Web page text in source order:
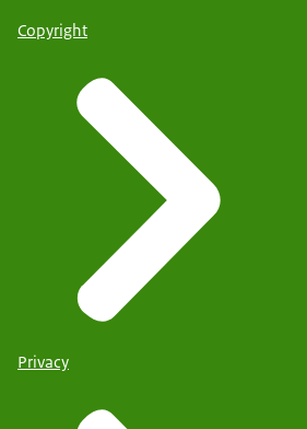
Copyright
Privacy